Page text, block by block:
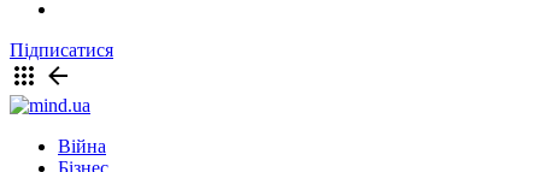
Підписатися
Війна